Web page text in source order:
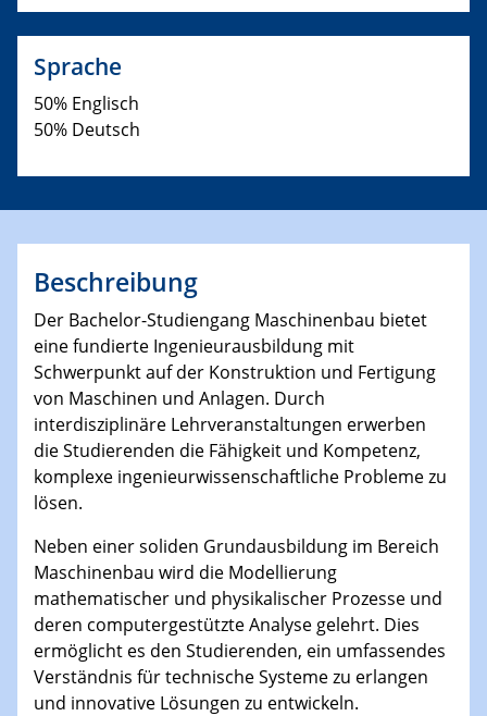
Sprache
50% Englisch
50% Deutsch
Beschreibung
Der Bachelor-Studiengang Maschinenbau bietet
eine fundierte Ingenieurausbildung mit
Schwerpunkt auf der Konstruktion und Fertigung
von Maschinen und Anlagen. Durch
interdisziplinäre Lehrveranstaltungen erwerben
die Studierenden die Fähigkeit und Kompetenz,
komplexe ingenieurwissenschaftliche Probleme zu
lösen.
Neben einer soliden Grundausbildung im Bereich
Maschinenbau wird die Modellierung
mathematischer und physikalischer Prozesse und
deren computergestützte Analyse gelehrt. Dies
ermöglicht es den Studierenden, ein umfassendes
Verständnis für technische Systeme zu erlangen
und innovative Lösungen zu entwickeln.